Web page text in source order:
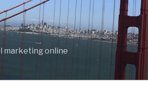
marketing online